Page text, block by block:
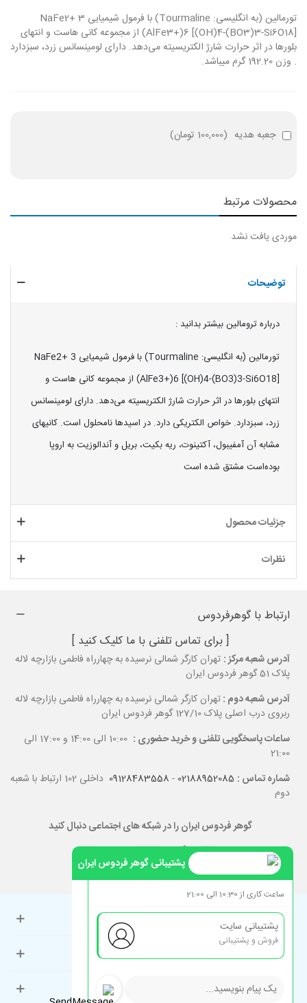
تورمالین (به انگلیسی: Tourmaline) با فرمول شیمیایی NaFe2+ 3
(AlFe3+)6 [(OH)4-(BO3)3-Si6O18] از مجموعه کانی هاست و انتهای
بلورها در اثر حرارت شارژ الکتریسیته می‌دهد. دارای لومینسانس زرد، سبزدارد
. وزن 192.20 گرم میباشد.
جعبه هدیه (100,000 تومان )
محصولات مرتبط
موردی یافت نشد
توضیحات
درباره ترومالین بیشتر بدانید :
تورمالین (به انگلیسی: Tourmaline) با فرمول شیمیایی NaFe2+ 3
(AlFe3+)6 [(OH)4-(BO3)3-Si6O18] از مجموعه کانی هاست و
انتهای بلورها در اثر حرارت شارژ الکتریسیته می‌دهد. دارای لومینسانس
زرد، سبزدارد. خواص الکتریکی دارد. در اسیدها نامحلول است. کانیهای
مشابه آن آمفیبول، آکتینوت، ریه بکیت، بریل و آندالوزیت به اروپا
بوده‌است مشتق شده است
جزئیات محصول
نظرات
ارتباط با گوهرفردوس
[ برای تماس تلفنی با ما کلیک کنید ]
آدرس شعبه مرکز : تهران کارگر شمالی نرسیده به چهارراه فاطمی بازارچه لاله
پلاک 51 گوهر فردوس ایران
آدرس شعبه دوم :تهران کارگر شمالی نرسیده به چهارراه فاطمی بازارچه لاله
ربروی درب اصلی پلاک 127/10 گوهر فردوس ایران
ساعات پاسخگویی تلفنی و خرید حضوری :
10:00 الی 14:00 و 17:00 الی
21:00
شماره تماس : 02188952085
-
09128483558
داخلی 102 ارتباط با شعبه
دوم
گوهر فردوس ایران را در شبکه های اجتماعی دنبال کنید
حساب کاربری
راهنمای مشتریان
دسته‌بندی‌های پرطرفدار
پشتیبانی گوهر فردوس ایران
ساعت کاری از 10:30 الی 21:00
پشتیبانی سایت
فروش و پشتیبانی